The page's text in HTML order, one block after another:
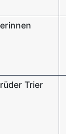
Trier